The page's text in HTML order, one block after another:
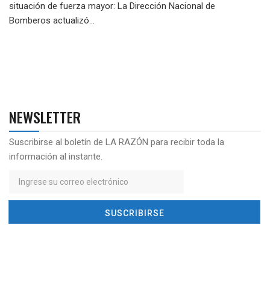
situación de fuerza mayor: La Dirección Nacional de
Bomberos actualizó...
NEWSLETTER
Suscribirse al boletín de LA RAZÓN para recibir toda la
información al instante.